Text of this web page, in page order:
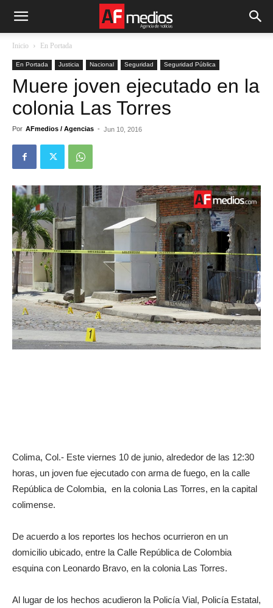
Inicio En Portada
En Portada Justicia Nacional Seguridad Seguridad Pública
Muere joven ejecutado en la
colonia Las Torres
Por AFmedios / Agencias - Jun 10, 2016
Colima, Col.- Este viernes 10 de junio, alrededor de las 12:30
horas, un joven fue ejecutado con arma de fuego, en la calle
República de Colombia, en la colonia Las Torres, en la capital
colimense.
De acuerdo a los reportes los hechos ocurrieron en un
domicilio ubicado, entre la Calle República de Colombia
esquina con Leonardo Bravo, en la colonia Las Torres.
Al lugar de los hechos acudieron la Policía Vial, Policía Estatal,